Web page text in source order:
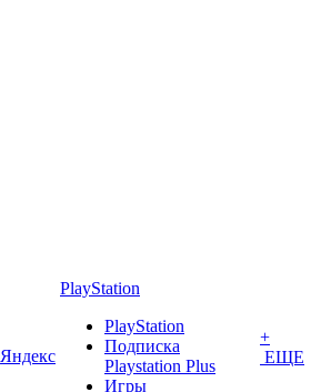
Яндекс
PlayStation
PlayStation
Подписка
Playstation Plus
Игры
+
ЕЩЕ